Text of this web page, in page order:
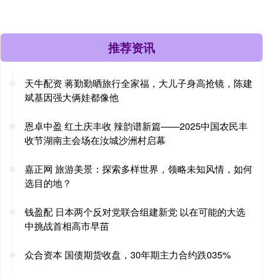
推荐资讯
天牛配资 蒋勤勤晒旅行全家福，大儿子身高抢镜，陈建
斌基因强大俩娃都像他
恩卓中盈 红土庆丰收 辣韵谱新篇——2025中国农民丰
收节湖南主会场在汝城沙洲村启幕
嘉正网 旅游美景：探索多样世界，领略未知风情，如何
选目的地？
钱盈配 日本两个反对党联合组建新党 以在可能的大选
中挑战首相高市早苗
众合资本 国债期货收盘，30年期主力合约跌035%